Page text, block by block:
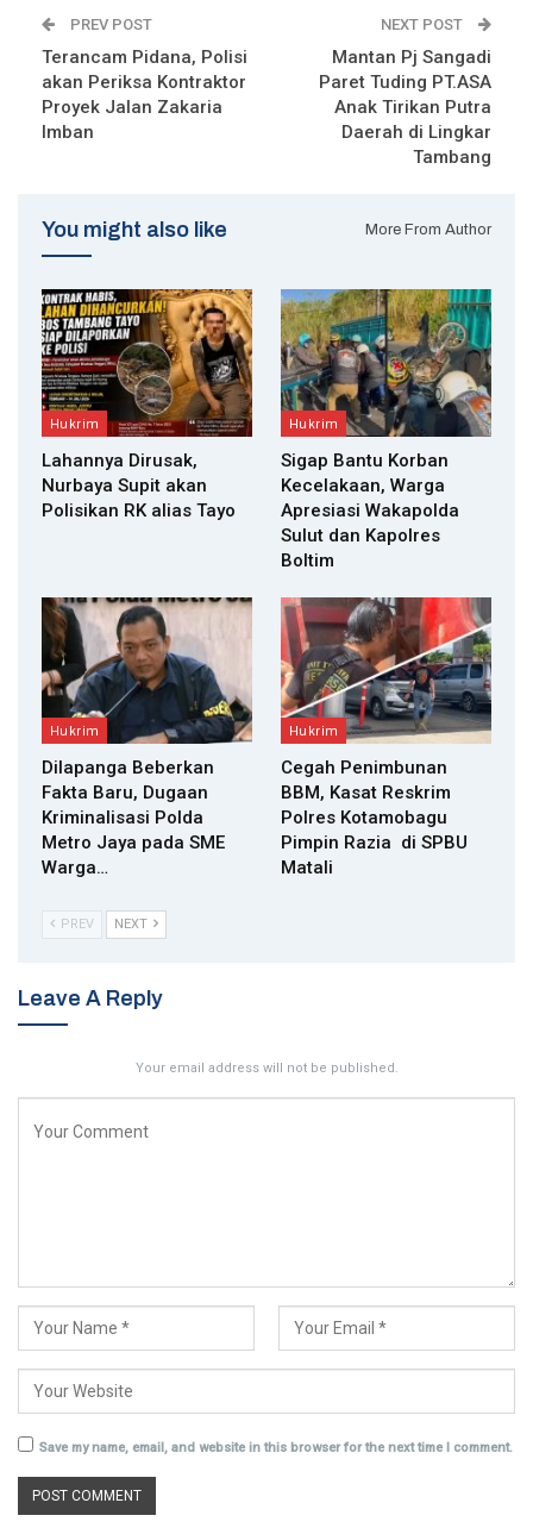
PREV POST
Terancam Pidana, Polisi
akan Periksa Kontraktor
Proyek Jalan Zakaria
Imban
NEXT POST
Mantan Pj Sangadi
Paret Tuding PT.ASA
Anak Tirikan Putra
Daerah di Lingkar
Tambang
You might also like More From Author
Hukrim
Lahannya Dirusak,
Nurbaya Supit akan
Polisikan RK alias Tayo
Hukrim
Sigap Bantu Korban
Kecelakaan, Warga
Apresiasi Wakapolda
Sulut dan Kapolres
Boltim
Hukrim
Dilapanga Beberkan
Fakta Baru, Dugaan
Kriminalisasi Polda
Metro Jaya pada SME
Warga…
Hukrim
Cegah Penimbunan
BBM, Kasat Reskrim
Polres Kotamobagu
Pimpin Razia di SPBU
Matali
PREV NEXT
Leave A Reply
Your email address will not be published.
Save my name, email, and website in this browser for the next time I comment.